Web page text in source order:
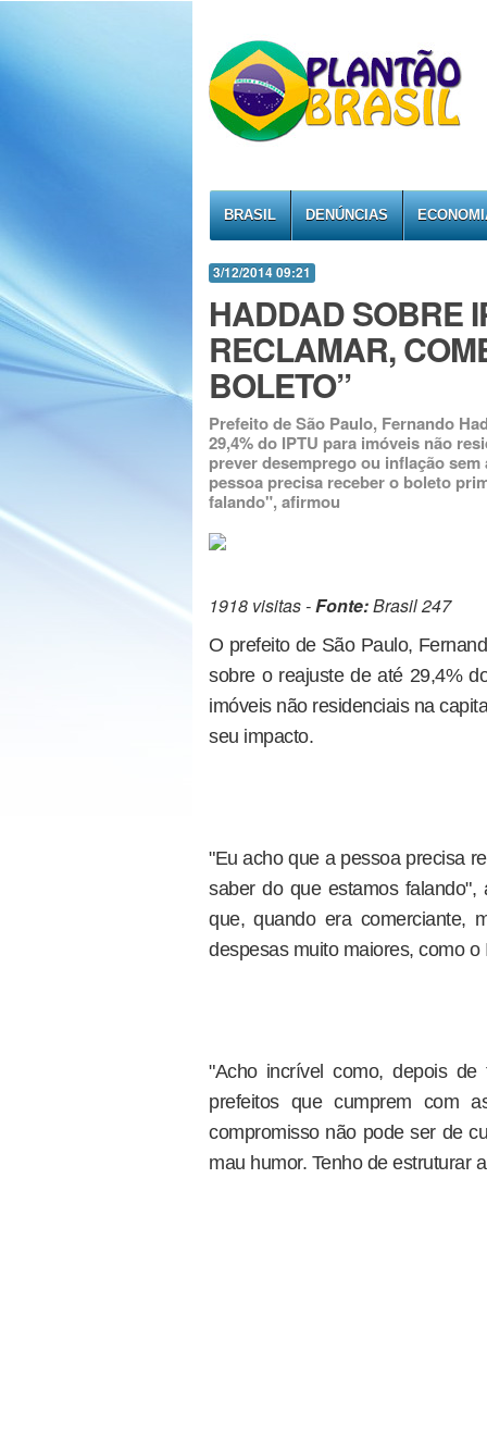
BRASIL DENÚNCIAS
3/12/2014 09:21
HADDAD SOBRE
RECLAMAR,
BOLETO”
Prefeito de São Paulo, Fernando
29,4% do IPTU para imóveis não
prever desemprego ou inflação
pessoa precisa receber o boleto
falando", afirmou
1918 visitas -Fonte:Brasil 247
O prefeito de São Paulo,
sobre o reajuste de até 29,4%
imóveis não residenciais na
seu impacto.
"Eu acho que a pessoa precisa
saber do que estamos
que, quando era comerciante,
despesas muito maiores, como
"Acho incrível como, depois de
prefeitos que cumprem com
compromisso não pode ser de
mau humor. Tenho de estruturar